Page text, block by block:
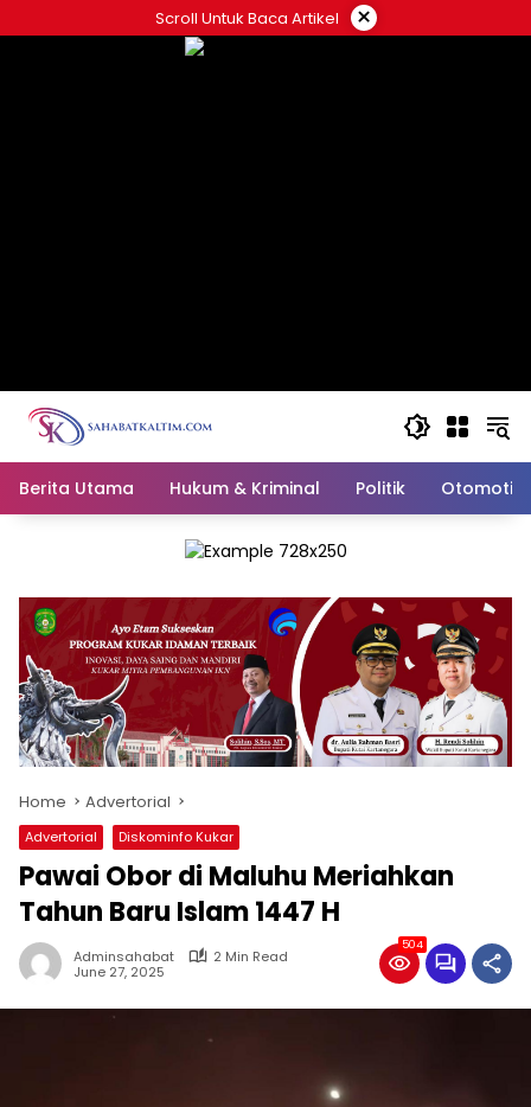
to
Scroll Untuk Baca Artikel ×
Berita Utama Hukum & Kriminal Politik Otomotif
Home Advertorial
Advertorial Diskominfo Kukar
Pawai Obor di Maluhu Meriahkan
Tahun Baru Islam 1447 H
Adminsahabat
2 Min Read
June 27, 2025
504